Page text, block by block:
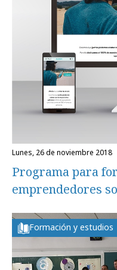
lunes, 26 de noviembre 2018
Programa para
emprendedores
Formación y estudios